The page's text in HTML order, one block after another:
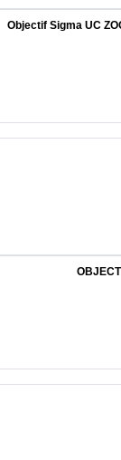
Objectif Sigma UC